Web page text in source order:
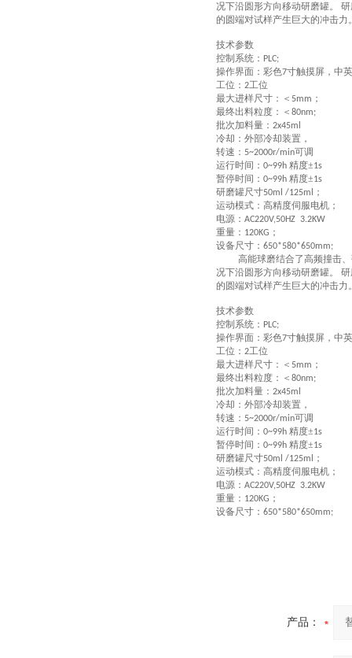
况下沿圆形方向移动研磨罐。
的圆端对试样产生巨大的冲击
技术参数
控制系统： PLC;
操作界面：彩色7寸触摸屏，中
工位： 2工位
最大进样尺寸 ： ＜ 5mm ；
最终出料粒度 ： ＜ 80nm;
批次加料量： 2x45ml
冷却：外部冷却装置，
转速 ： 5~2000r/min可调
运行时间： 0~99h 精度±1s
暂停时间： 0~99h 精度±1s
研磨罐尺寸50ml /125ml
；
运动模式：高精度伺服电机；
电源： AC220V,50HZ 3.2KW
重量： 120KG ；
设备尺寸： 650*580*650mm;
高能球磨结合了高频撞击
况下沿圆形方向移动研磨罐。
的圆端对试样产生巨大的冲击
技术参数
控制系统： PLC;
操作界面：彩色7寸触摸屏，中
工位： 2工位
最大进样尺寸 ： ＜ 5mm ；
最终出料粒度 ： ＜ 80nm;
批次加料量： 2x45ml
冷却：外部冷却装置，
转速 ： 5~2000r/min可调
运行时间： 0~99h 精度±1s
暂停时间： 0~99h 精度±1s
研磨罐尺寸50ml /125ml
；
运动模式：高精度伺服电机；
电源： AC220V,50HZ 3.2KW
重量： 120KG ；
设备尺寸： 650*580*650mm;
产品：